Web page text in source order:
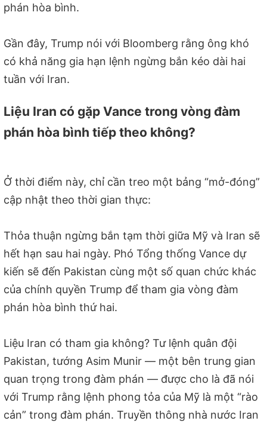
phán hòa bình.
Gần đây, Trump nói với Bloomberg rằng ông khó
có khả năng gia hạn lệnh ngừng bắn kéo dài hai
tuần với Iran.
Liệu Iran có gặp Vance trong vòng đàm
phán hòa bình tiếp theo không?
Ở thời điểm này, chỉ cần treo một bảng “mở-đóng”
cập nhật theo thời gian thực:
Thỏa thuận ngừng bắn tạm thời giữa Mỹ và Iran sẽ
hết hạn sau hai ngày. Phó Tổng thống Vance dự
kiến sẽ đến Pakistan cùng một số quan chức khác
của chính quyền Trump để tham gia vòng đàm
phán hòa bình thứ hai.
Liệu Iran có tham gia không? Tư lệnh quân đội
Pakistan, tướng Asim Munir — một bên trung gian
quan trọng trong đàm phán — được cho là đã nói
với Trump rằng lệnh phong tỏa của Mỹ là một “rào
cản” trong đàm phán. Truyền thông nhà nước Iran